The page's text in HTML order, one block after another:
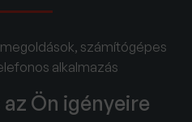
számítógépes
alkalmazás
Ön igényeire